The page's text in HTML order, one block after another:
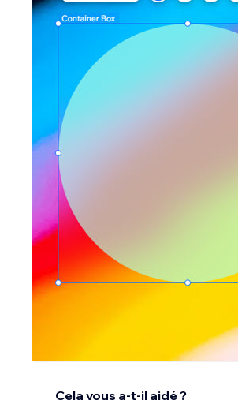
Cela vous a-t-il aidé ?